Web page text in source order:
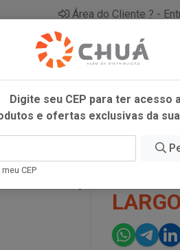
Área do Cliente ? -
LARGO
Digite seu CEP para ter acesso
e ofertas exclusivas da
CEP